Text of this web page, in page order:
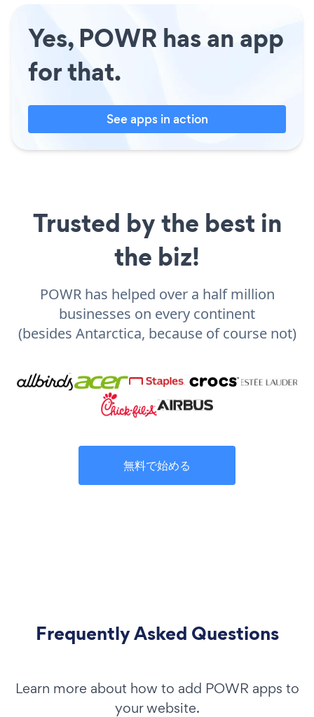
Yes, POWR has an app
for that.
See apps in action
Trusted by the best in
the biz!
POWR has helped over a half million
businesses on every continent
(besides Antarctica, because of course not)
無料で始める
Frequently Asked Questions
Learn more about how to add POWR apps to
your website.